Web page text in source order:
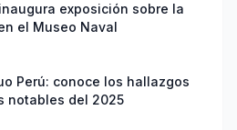
exposición sobre la
el Museo Naval
Perú: conoce los hallazgos
notables del 2025